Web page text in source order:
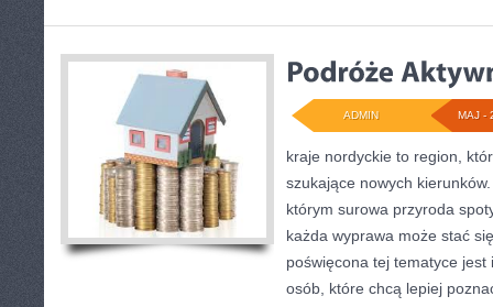
MAJ -
ADMIN
kraje nordyckie to region,
szukające nowych
którym surowa przyroda
każda wyprawa może stać
poświęcona tej tematyce
osób, które chcą lepiej